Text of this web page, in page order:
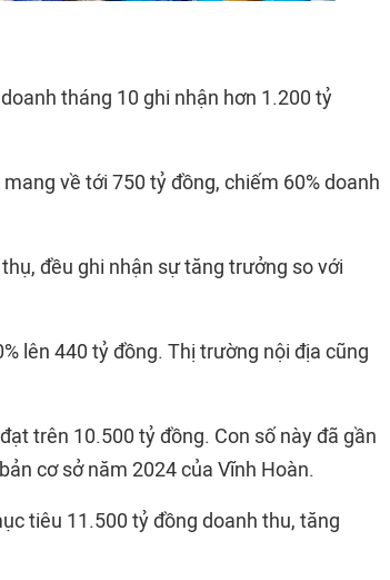
tháng 10 ghi nhận hơn 1.200 tỷ
về tới 750 tỷ đồng, chiếm 60% doanh
đều ghi nhận sự tăng trưởng so với
lên 440 tỷ đồng. Thị trường nội địa cũng
đạt trên 10.500 tỷ đồng. Con số này đã gần
cơ sở năm 2024 của Vĩnh Hoàn.
tiêu 11.500 tỷ đồng doanh thu, tăng